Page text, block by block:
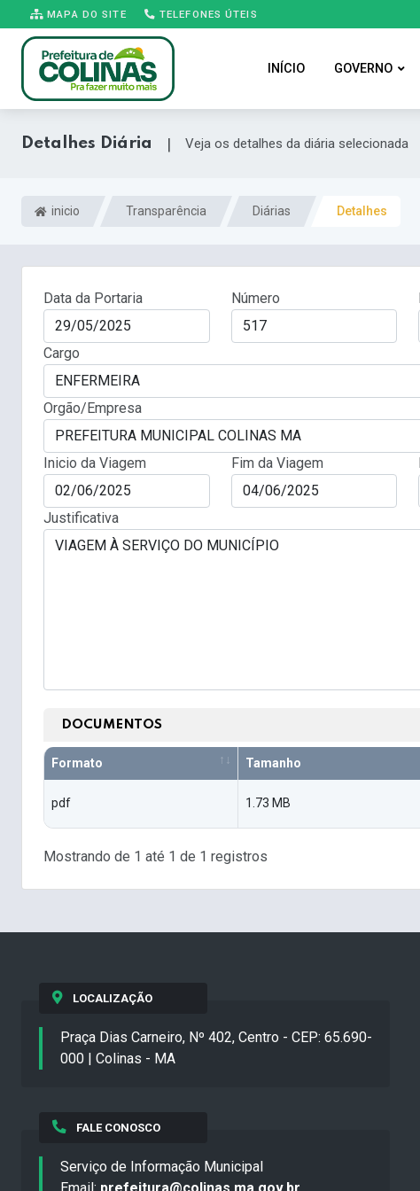
MAPA DO SITE TELEFONES ÚTEIS
INÍCIO GOVERNO
Detalhes Diária | Veja os detalhes da diária selecionada
inicio Transparência Diárias Detalhes
Data da Portaria Número
Cargo
Orgão/Empresa
Inicio da Viagem Fim da Viagem
Justificativa
DOCUMENTOS
Formato Tamanho
pdf 1.73 MB
Mostrando de 1 até 1 de 1 registros
LOCALIZAÇÃO
Praça Dias Carneiro, Nº 402, Centro - CEP: 65.690-
000 | Colinas - MA
FALE CONOSCO
Serviço de Informação Municipal